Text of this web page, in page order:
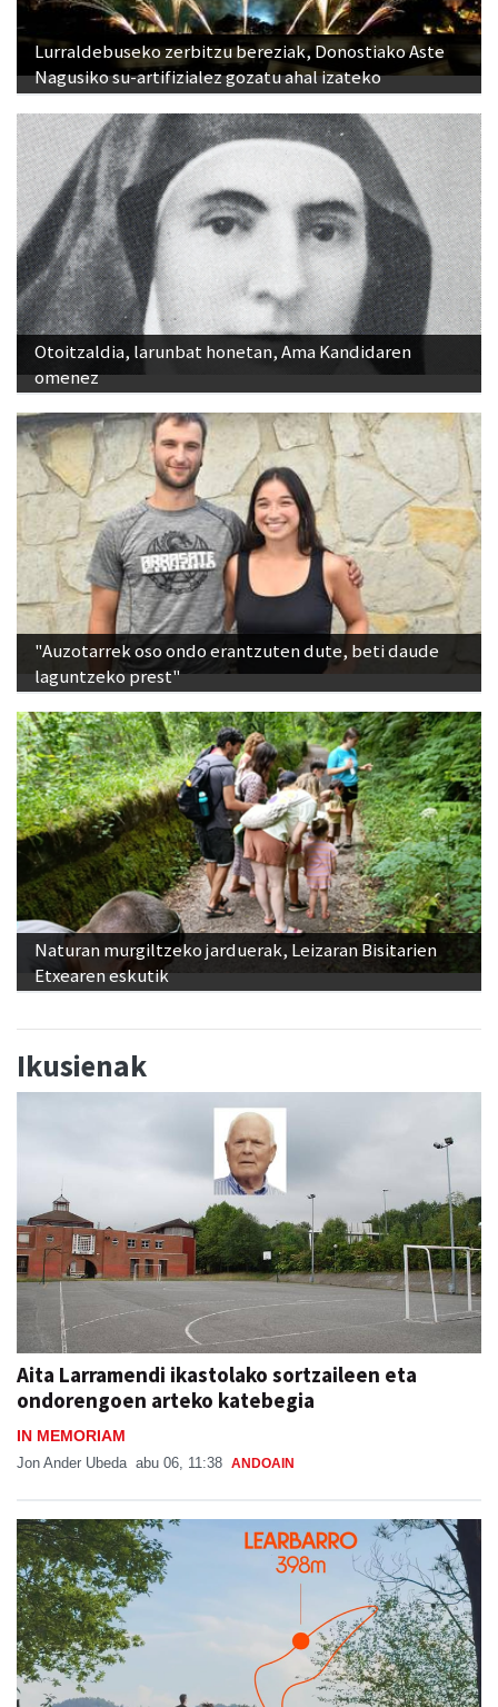
Lurraldebuseko zerbitzu bereziak, Donostiako Aste
Nagusiko su-artifizialez gozatu ahal izateko
Otoitzaldia, larunbat honetan, Ama Kandidaren
omenez
"Auzotarrek oso ondo erantzuten dute, beti daude
laguntzeko prest"
Naturan murgiltzeko jarduerak, Leizaran Bisitarien
Etxearen eskutik
Ikusienak
Aita Larramendi ikastolako sortzaileen eta
ondorengoen arteko katebegia
IN MEMORIAM
Jon Ander Ubeda abu 06, 11:38 ANDOAIN